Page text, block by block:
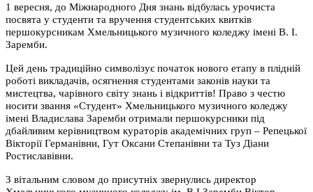
1 вересня, до Міжнародного Дня знань відбулась урочиста
посвята у студенти та вручення студентських квитків
першокурсникам Хмельницького музичного коледжу імені В. І.
Заремби.
Цей день традиційно символізує початок нового етапу в плідній
роботі викладачів, осягнення студентами законів науки та
мистецтва, чарівного світу знань і відкриттів! Право з честю
носити звання «Студент» Хмельницького музичного коледжу
імені Владислава Заремби отримали першокурсники під
дбайливим керівництвом кураторів академічних груп – Репецької
Вікторії Германівни, Гут Оксани Степанівни та Туз Діани
Ростиславівни.
З вітальним словом до присутніх звернулись директор